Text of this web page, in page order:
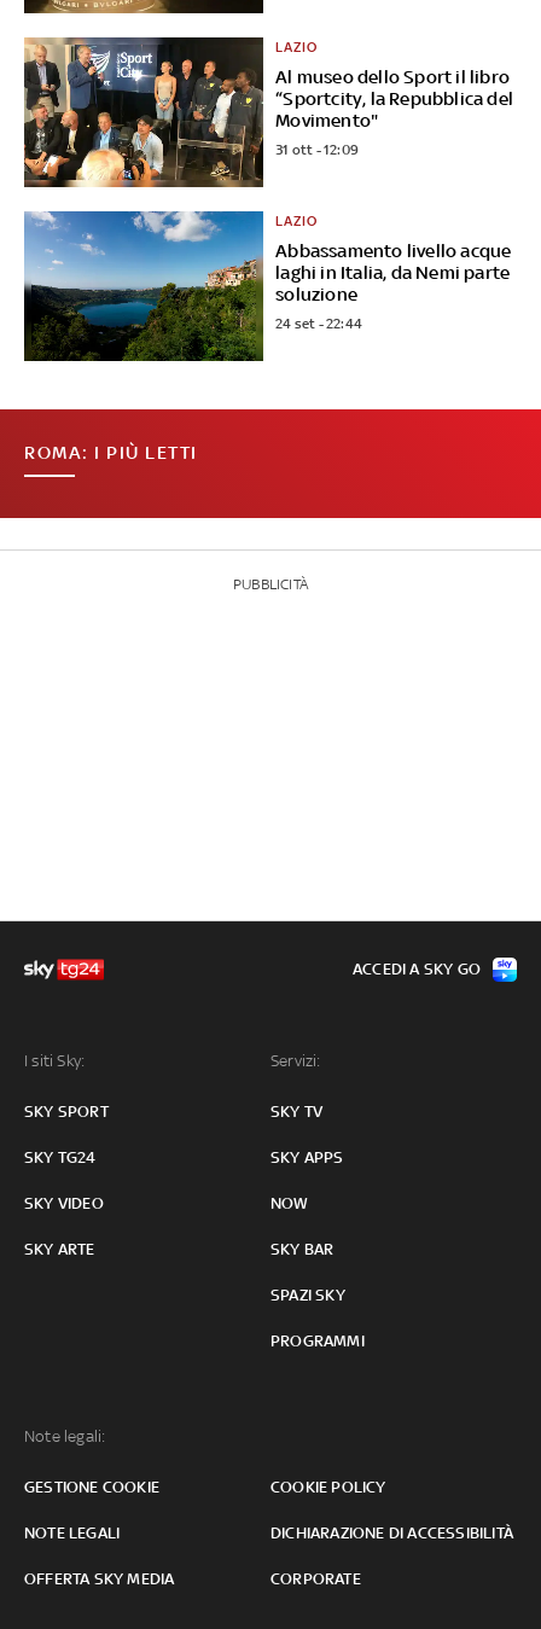
Al museo dello Sport il libro
“Sportcity, la Repubblica del
Movimento"
LAZIO
31 ott - 12:09
Abbassamento livello acque
laghi in Italia, da Nemi parte
soluzione
LAZIO
24 set - 22:44
ROMA: I PIÙ LETTI
PUBBLICITÀ
I siti Sky:
SKY SPORT
SKY TG24
SKY VIDEO
SKY ARTE
Servizi:
SKY TV
SKY APPS
NOW
SKY BAR
SPAZI SKY
PROGRAMMI
Note legali:
GESTIONE COOKIE COOKIE POLICY
NOTE LEGALI DICHIARAZIONE DI ACCESSIBILITÀ
OFFERTA SKY MEDIA CORPORATE
ACCEDI A SKY GO